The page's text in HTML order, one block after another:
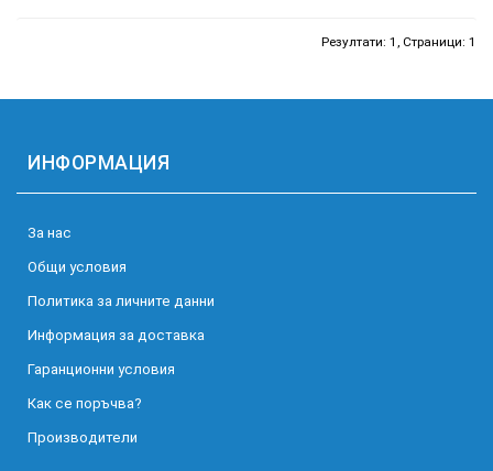
Резултати: 1, Страници: 1
ИНФОРМАЦИЯ
За нас
Общи условия
Политика за личните данни
Информация за доставка
Гаранционни условия
Как се поръчва?
Производители